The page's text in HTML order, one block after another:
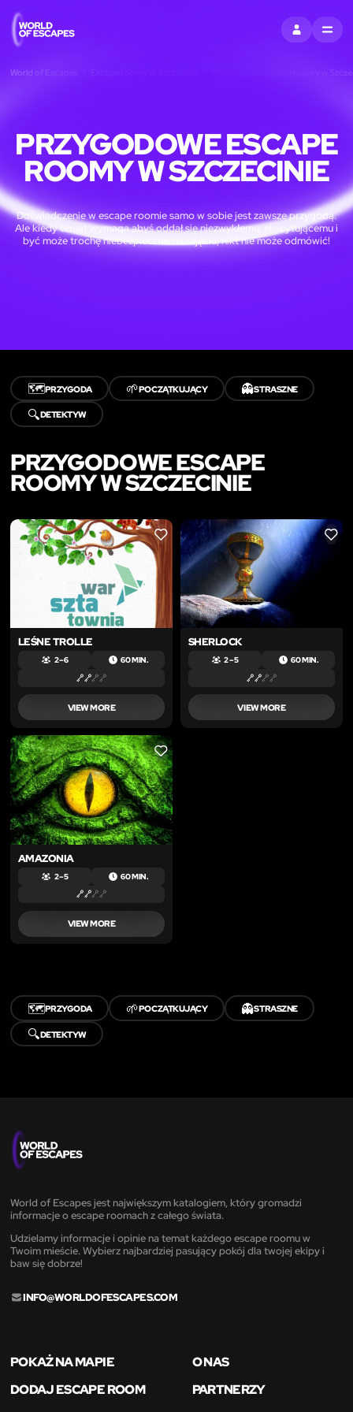
ZALOGUJ SIĘ
MENU
World of Escapes Przygodowe escape roomy w
PRZYGODOWE ESCAPE
ROOMY W SZCZECINIE
Doświadczenie w escape roomie samo w sobie jest zawsze przygodą.
Ale kiedy temat wymaga abyś oddał się niezwykłemu, ekscytującemu i
być może trochę niebezpiecznemu zajęciu, nikt nie może odmówić!
🗺️PRZYGODA 🌱POCZĄTKUJĄCY 👻STRASZNE
🔍DETEKTYW
PRZYGODOWE ESCAPE
ROOMY W SZCZECINIE
LIKE
LEŚNE TROLLE
2 – 6 60 MIN.
VIEW MORE
LIKE
SHERLOCK
2 – 5 60 MIN.
VIEW MORE
LIKE
AMAZONIA
2 – 5 60 MIN.
VIEW MORE
🗺️PRZYGODA 🌱POCZĄTKUJĄCY 👻STRASZNE
🔍DETEKTYW
World of Escapes jest największym katalogiem, który gromadzi
informacje o escape roomach z całego świata.
Udzielamy informacje i opinie na temat każdego escape roomu w
Twoim mieście. Wybierz najbardziej pasujący pokój dla twojej ekipy i
baw się dobrze!
INFO@WORLDOFESCAPES.COM
POKAŻ NA MAPIE
O NAS
DODAJ ESCAPE ROOM
PARTNERZY